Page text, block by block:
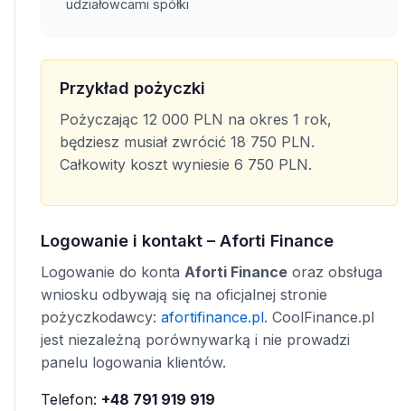
udziałowcami spółki
Przykład pożyczki
Pożyczając 12 000 PLN na okres 1 rok,
będziesz musiał zwrócić 18 750 PLN.
Całkowity koszt wyniesie 6 750 PLN.
Logowanie i kontakt – Aforti Finance
Logowanie do konta Aforti Finance oraz obsługa
wniosku odbywają się na oficjalnej stronie
pożyczkodawcy: afortifinance.pl. CoolFinance.pl
jest niezależną porównywarką i nie prowadzi
panelu logowania klientów.
Telefon: +48 791 919 919